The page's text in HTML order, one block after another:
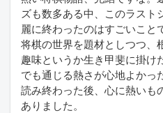
ズも数多ある中、このラスト
麗に終わったのはすごいこと
将棋の世界を題材としつつ、
趣味というか生き甲斐に掛け
でも通じる熱さが心地よかっ
読み終わった後、心に熱いも
ありました。